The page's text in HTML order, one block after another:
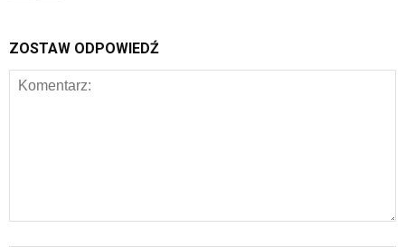
ZOSTAW ODPOWIEDŹ